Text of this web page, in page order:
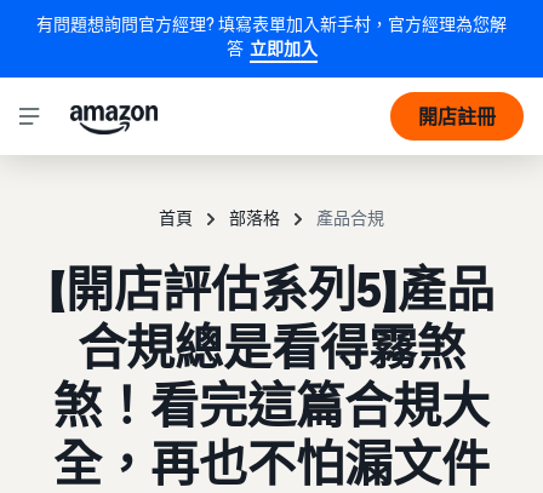
有問題想詢問官方經理? 填寫表單加入新手村，官方經理為您解
答 立即加入
開店註冊
首頁 部落格 產品合規
【開店評估系列5】產品
合規總是看得霧煞
煞！看完這篇合規大
全，再也不怕漏文件